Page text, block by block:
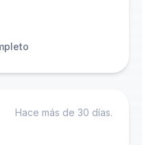
Hace más de 30 días.